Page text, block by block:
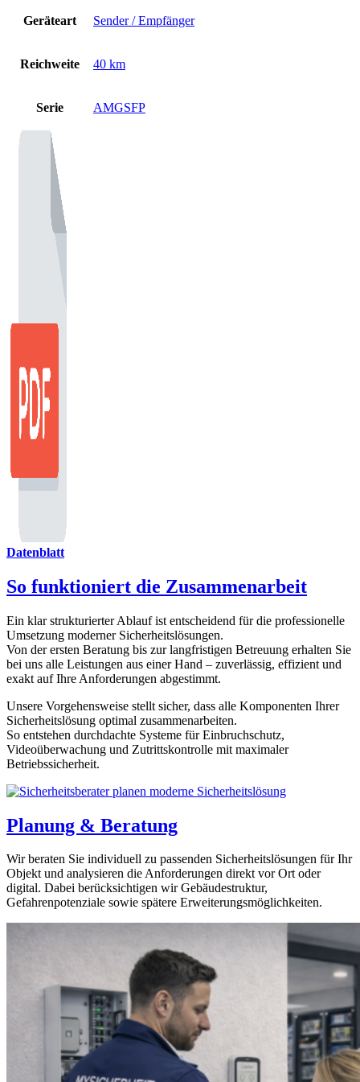
Geräteart Sender / Empfänger
Reichweite 40 km
Serie AMGSFP
Datenblatt
So funktioniert die Zusammenarbeit
Ein klar strukturierter Ablauf ist entscheidend für die professionelle
Umsetzung moderner Sicherheitslösungen.
Von der ersten Beratung bis zur langfristigen Betreuung erhalten Sie
bei uns alle Leistungen aus einer Hand – zuverlässig, effizient und
exakt auf Ihre Anforderungen abgestimmt.
Unsere Vorgehensweise stellt sicher, dass alle Komponenten Ihrer
Sicherheitslösung optimal zusammenarbeiten.
So entstehen durchdachte Systeme für Einbruchschutz,
Videoüberwachung und Zutrittskontrolle mit maximaler
Betriebssicherheit.
Planung & Beratung
Wir beraten Sie individuell zu passenden Sicherheitslösungen für Ihr
Objekt und analysieren die Anforderungen direkt vor Ort oder
digital. Dabei berücksichtigen wir Gebäudestruktur,
Gefahrenpotenziale sowie spätere Erweiterungsmöglichkeiten.